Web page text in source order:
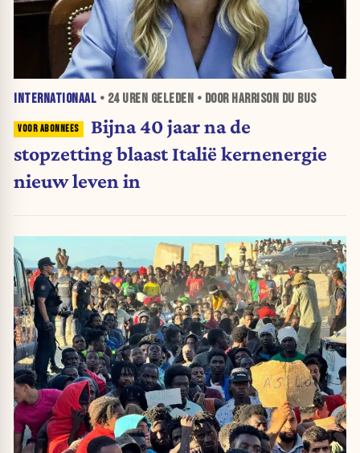
INTERNATIONAAL • 24 UREN GELEDEN • DOOR HARRISON DU BUS
Bijna 40 jaar na de
stopzetting blaast Italië kernenergie
nieuw leven in